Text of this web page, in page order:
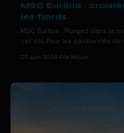
MSC Euribia :
les fjords
MSC Euribia : Plongez dans la
cet été Pour les passionnés de
07 Juin 2026 4 de lecture